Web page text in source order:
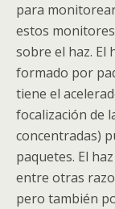
para
estos
sobre el haz. El
formado por
tiene el
focalización de
concentradas)
paquetes. El
entre otras
pero también